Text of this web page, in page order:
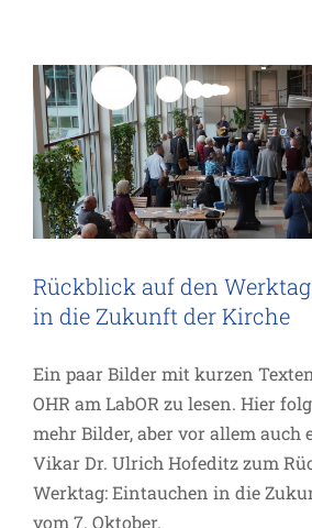
Rückblick auf den
in die Zukunft der Kirche
Ein paar Bilder mit kurzen
OHR am LabOR zu lesen. Hier
mehr Bilder, aber vor allem auch
Vikar Dr. Ulrich Hofeditz zum
Werktag: Eintauchen in die
vom 7. Oktober.